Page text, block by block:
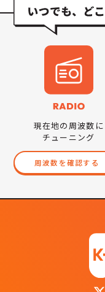
現在地の周波数に
チューニング
周波数を確認する